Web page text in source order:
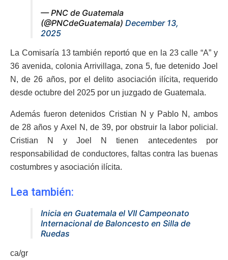
— PNC de Guatemala
(@PNCdeGuatemala) December 13,
2025
La Comisaría 13 también reportó que en la 23 calle “A” y
36 avenida, colonia Arrivillaga, zona 5, fue detenido Joel
N, de 26 años, por el delito asociación ilícita, requerido
desde octubre del 2025 por un juzgado de Guatemala.
Además fueron detenidos Cristian N y Pablo N, ambos
de 28 años y Axel N, de 39, por obstruir la labor policial.
Cristian N y Joel N tienen antecedentes por
responsabilidad de conductores, faltas contra las buenas
costumbres y asociación ilícita.
Lea también:
Inicia en Guatemala el VII Campeonato
Internacional de Baloncesto en Silla de
Ruedas
ca/gr